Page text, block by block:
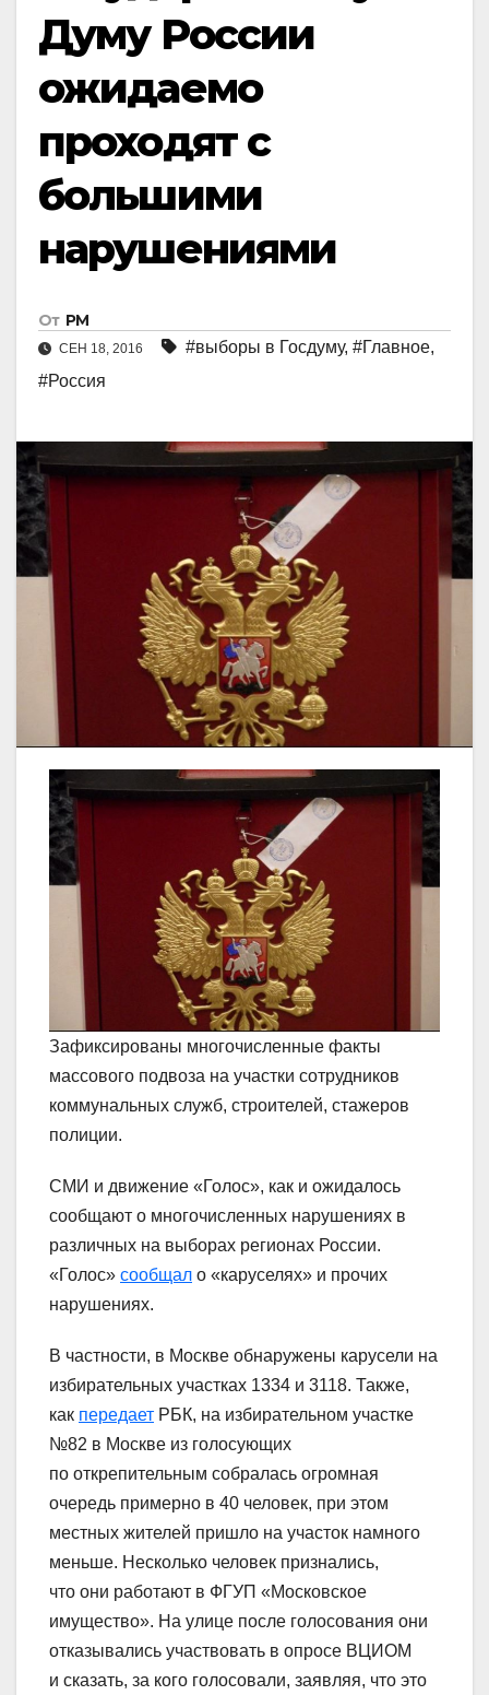
Думу России
ожидаемо
проходят с
большими
нарушениями
От РМ
СЕН 18, 2016 #выборы в Госдуму, #Главное,
#Россия
Зафиксированы многочисленные факты
массового подвоза на участки сотрудников
коммунальных служб, строителей, стажеров
полиции.
СМИ и движение «Голос», как и ожидалось
сообщают о многочисленных нарушениях в
различных на выборах регионах России.
«Голос» сообщал о «каруселях» и прочих
нарушениях.
В частности, в Москве обнаружены карусели на
избирательных участках 1334 и 3118. Также,
как передает РБК, на избирательном участке
№82 в Москве из голосующих
по открепительным собралась огромная
очередь примерно в 40 человек, при этом
местных жителей пришло на участок намного
меньше. Несколько человек признались,
что они работают в ФГУП «Московское
имущество». На улице после голосования они
отказывались участвовать в опросе ВЦИОМ
и сказать, за кого голосовали, заявляя, что это